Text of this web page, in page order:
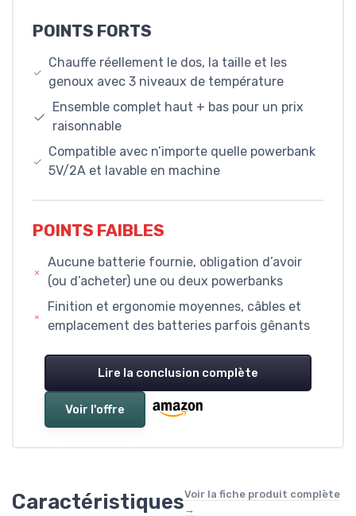
POINTS FORTS
Chauffe réellement le dos, la taille et les
genoux avec 3 niveaux de température
Ensemble complet haut + bas pour un prix
raisonnable
Compatible avec n’importe quelle powerbank
5V/2A et lavable en machine
POINTS FAIBLES
Aucune batterie fournie, obligation d’avoir
(ou d’acheter) une ou deux powerbanks
Finition et ergonomie moyennes, câbles et
emplacement des batteries parfois gênants
Lire la conclusion complète
Voir l'offre
CaractéristiquesVoir la fiche produit complète
→